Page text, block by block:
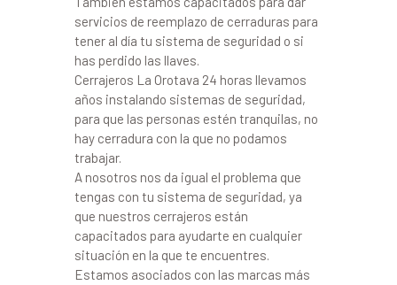
servicios de reemplazo de cerraduras para
tener al día tu sistema de seguridad o si
has perdido las llaves.
Cerrajeros La Orotava 24 horas llevamos
años instalando sistemas de seguridad,
para que las personas estén tranquilas, no
hay cerradura con la que no podamos
trabajar.
A nosotros nos da igual el problema que
tengas con tu sistema de seguridad, ya
que nuestros cerrajeros están
capacitados para ayudarte en cualquier
situación en la que te encuentres.
Estamos asociados con las marcas más